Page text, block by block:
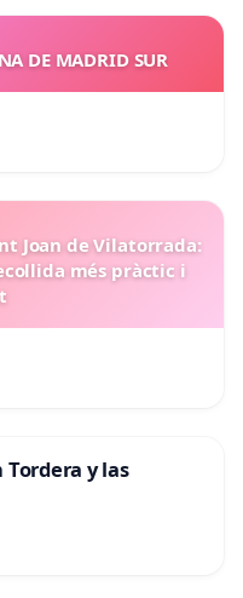
DE MADRID SUR
Joan de Vilatorrada:
més pràctic i
y las